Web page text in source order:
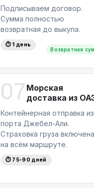
Возвратная
Подписываем договор.
Сумма полностью
возвратная до выкупа.
⏱ 1 день
07 Морская
доставка из
Контейнерная отправка из
порта Джебел-Али.
Страховка груза включена
на всём маршруте.
⏱ 75-90 дней